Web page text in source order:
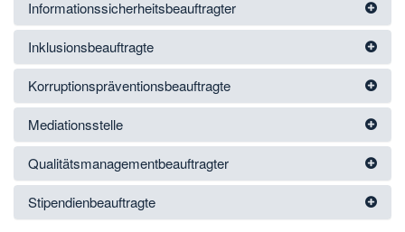
Informationssicherheitsbeauftragter
Inklusionsbeauftragte
Korruptionspräventionsbeauftragte
Mediationsstelle
Qualitätsmanagementbeauftragter
Stipendienbeauftragte